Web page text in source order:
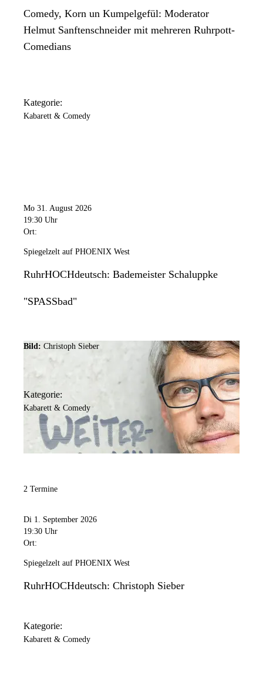
Comedy, Korn un Kumpelgefül: Moderator
Helmut Sanftenschneider mit mehreren Ruhrpott-
Comedians
Kategorie:
Kabarett & Comedy
Mo 31. August 2026
19:30 Uhr
Ort:
Spiegelzelt auf PHOENIX West
RuhrHOCHdeutsch: Bademeister Schaluppke
"SPASSbad"
Bild: Christoph Sieber
Kategorie:
Kabarett & Comedy
2 Termine
Di 1. September 2026
19:30 Uhr
Ort:
Spiegelzelt auf PHOENIX West
RuhrHOCHdeutsch: Christoph Sieber
Kategorie:
Kabarett & Comedy